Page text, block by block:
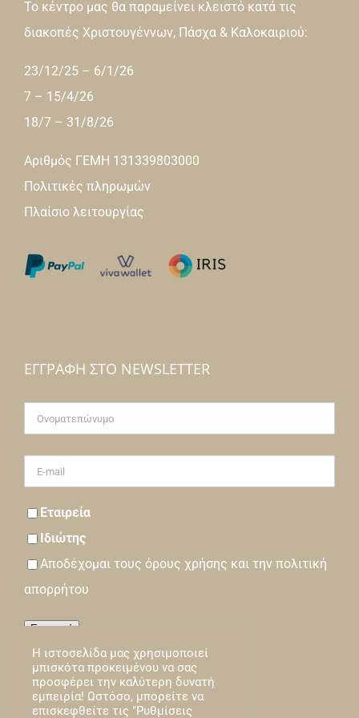
Το κέντρο μας θα παραμείνει κλειστό κατά τις
διακοπές Χριστουγέννων, Πάσχα & Καλοκαιριού:
23/12/25 – 6/1/26
7 – 15/4/26
18/7 – 31/8/26
Αριθμός ΓΕΜΗ 131339803000
Πολιτικές πληρωμών
Πλαίσιο λειτουργίας
ΕΓΓΡΑΦΉ ΣΤΟ NEWSLETTER
Εταιρεία
Ιδιώτης
Αποδέχομαι τους όρους χρήσης και την πολιτική
απορρήτου
Εγγραφή
Loading…
Η ιστοσελίδα μας χρησιμοποιεί
μπισκότα προκειμένου να σας
προσφέρει την καλύτερη δυνατή
εμπειρία! Ωστόσο, μπορείτε να
επισκεφθείτε τις "Ρυθμίσεις